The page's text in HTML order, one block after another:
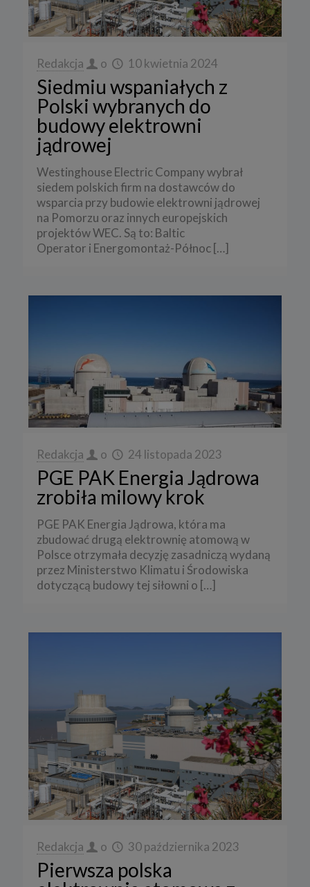
Redakcja o 10 kwietnia 2024
Siedmiu wspaniałych z
Polski wybranych do
budowy elektrowni
jądrowej
Westinghouse Electric Company wybrał
siedem polskich firm na dostawców do
wsparcia przy budowie elektrowni jądrowej
na Pomorzu oraz innych europejskich
projektów WEC. Są to: Baltic
Operator i Energomontaż-Północ[…]
Redakcja o 24 listopada 2023
PGE PAK Energia Jądrowa
zrobiła milowy krok
PGE PAK Energia Jądrowa, która ma
zbudować drugą elektrownię atomową w
Polsce otrzymała decyzję zasadniczą wydaną
przez Ministerstwo Klimatu i Środowiska
dotyczącą budowy tej siłowni o […]
Redakcja o 30 października 2023
Pierwsza polska